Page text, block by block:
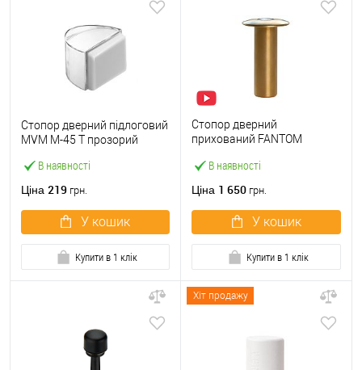
В наявності
Стопор дверний підлоговий
MVM M-45 T прозорий
Ціна 219 грн.
У кошик
Купити в 1 клік
В наявності
Стопор дверний
прихований FANTOM
Ціна 1 650 грн.
У кошик
Купити в 1 клік
Хіт продажу